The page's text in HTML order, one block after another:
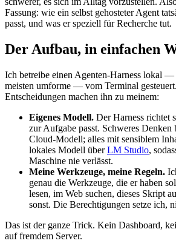
Fassung: wie ein selbst gehosteter Agent
passt, und was er speziell für Recherche tut.
Der Aufbau, in einfachen
Ich betreibe einen Agenten-Harness lokal —
meisten umforme — vom Terminal
Entscheidungen machen ihn zu meinem:
Eigenes Modell. Der Harness richtet
zur Aufgabe passt. Schweres Denken
Cloud-Modell; alles mit sensiblem
lokales Modell überLM Studio,
Maschine nie verlässt.
Meine Werkzeuge, meine Regeln.
genau die Werkzeuge, die er haben
lesen, im Web suchen, dieses Skript
sonst. Die Berechtigungen setze ich,
Das ist der ganze Trick. Kein Dashboard,
auf fremdem Server.